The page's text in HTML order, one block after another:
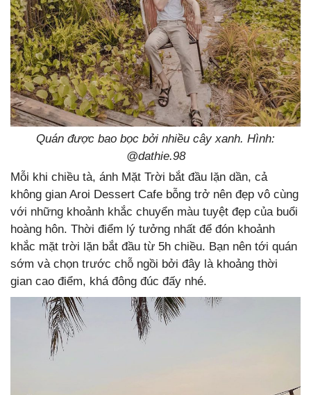
Quán được bao bọc bởi nhiều cây xanh. Hình:
@dathie.98
Mỗi khi chiều tà, ánh Mặt Trời bắt đầu lặn dần, cả
không gian Aroi Dessert Cafe bỗng trở nên đẹp vô cùng
với những khoảnh khắc chuyển màu tuyệt đẹp của buổi
hoàng hôn. Thời điểm lý tưởng nhất để đón khoảnh
khắc mặt trời lặn bắt đầu từ 5h chiều. Bạn nên tới quán
sớm và chọn trước chỗ ngồi bởi đây là khoảng thời
gian cao điểm, khá đông đúc đấy nhé.